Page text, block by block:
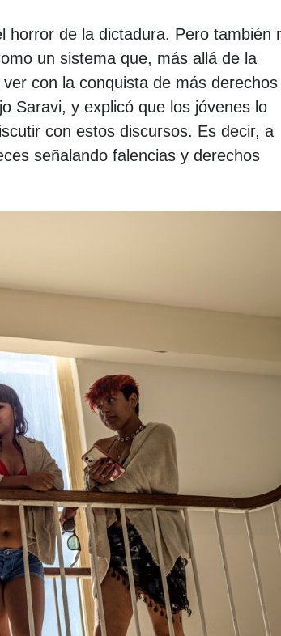
horror de la dictadura. Pero también
un sistema que, más allá de la
con la conquista de más
Saravi, y explicó que los jóvenes lo
con estos discursos. Es decir, a
señalando falencias y derechos